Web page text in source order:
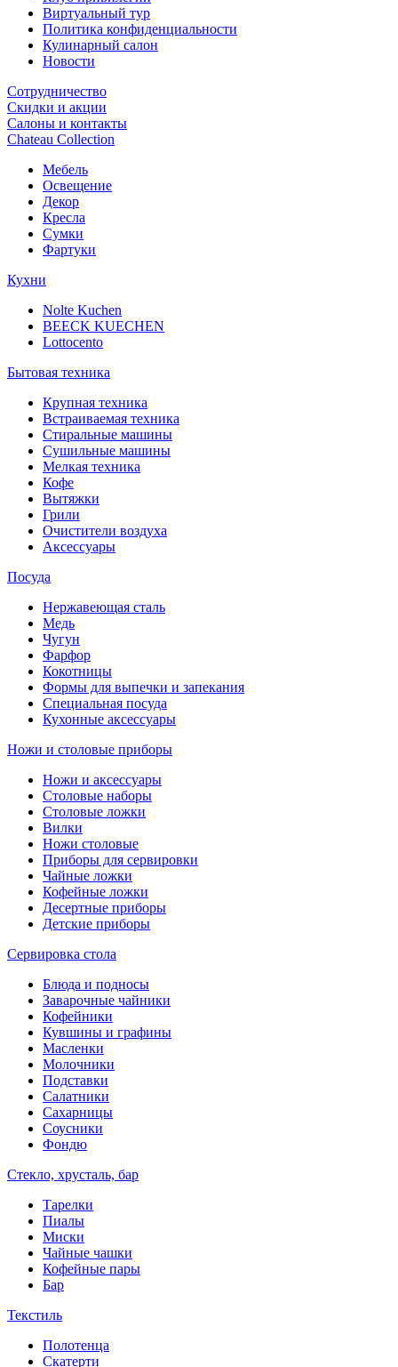
Виртуальный тур
Политика конфиденциальности
Кулинарный салон
Новости
Сотрудничество
Скидки и акции
Салоны и контакты
Chateau Collection
Мебель
Освещение
Декор
Кресла
Сумки
Фартуки
Кухни
Nolte Kuchen
BEECK KUECHEN
Lottocento
Бытовая техника
Крупная техника
Встраиваемая техника
Стиральные машины
Сушильные машины
Мелкая техника
Кофе
Вытяжки
Грили
Очистители воздуха
Аксессуары
Посуда
Нержавеющая сталь
Медь
Чугун
Фарфор
Кокотницы
Формы для выпечки и запекания
Специальная посуда
Кухонные аксессуары
Ножи и столовые приборы
Ножи и аксессуары
Столовые наборы
Столовые ложки
Вилки
Ножи столовые
Приборы для сервировки
Чайные ложки
Кофейные ложки
Десертные приборы
Детские приборы
Сервировка стола
Блюда и подносы
Заварочные чайники
Кофейники
Кувшины и графины
Масленки
Молочники
Подставки
Салатники
Сахарницы
Соусники
Фондю
Стекло, хрусталь, бар
Тарелки
Пиалы
Миски
Чайные чашки
Кофейные пары
Бар
Текстиль
Полотенца
Скатерти